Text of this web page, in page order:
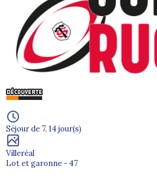
Séjour de 7, 14 jour(s)
Villeréal
Lot et garonne - 47